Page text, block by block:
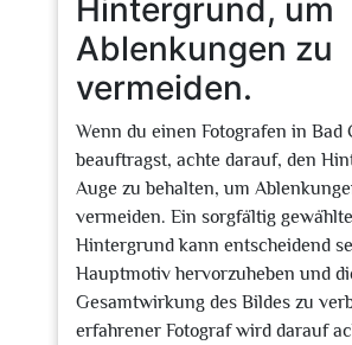
Hintergrund, um
Ablenkungen zu
vermeiden.
Wenn du einen Fotografen in Bad
beauftragst, achte darauf, den
Auge zu behalten, um
vermeiden. Ein sorgfältig
Hintergrund kann entscheidend
Hauptmotiv hervorzuheben und
Gesamtwirkung des Bildes zu
erfahrener Fotograf wird darauf